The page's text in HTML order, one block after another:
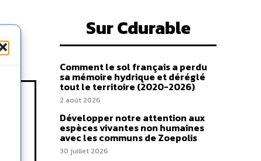
Sur Cdurable
Comment le sol français a perdu
sa mémoire hydrique et déréglé
tout le territoire (2020-2026)
2 août 2026
Développer notre attention aux
espèces vivantes non humaines
avec les communs de Zoepolis
30 juillet 2026